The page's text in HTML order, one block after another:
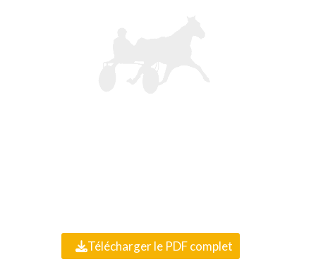
Télécharger le PDF complet